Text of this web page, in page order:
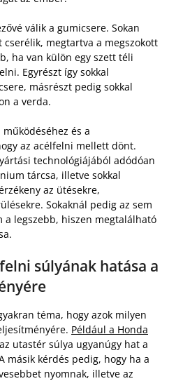
válik a gumicsere. Sokan
cserélik, megtartva a megszokott
ha van külön egy szett téli
Egyrészt így sokkal
másrészt pedig sokkal
a verda.
és a
az acélfelni mellett dönt.
technológiájából adódóan
tárcsa, illetve sokkal
az ütésekre,
Sokaknál pedig az sem
a legszebb, hiszen megtalálható
súlyának hatása a
téma, hogy azok milyen
Például a Honda
az utastér súlya ugyanúgy hat a
másik kérdés pedig, hogy ha a
nyomnak, illetve az